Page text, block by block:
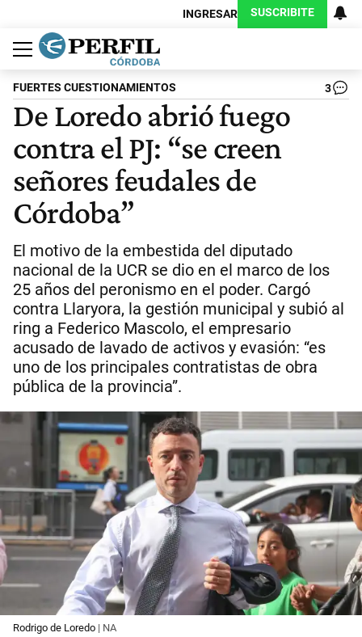
INGRESAR SUSCRIBITE
Política
Economía
Judiciales
Sociedad
Cultura
Espectáculos
Deportes
Protagonistas
FUERTES CUESTIONAMIENTOS 3
De Loredo abrió fuego
contra el PJ: “se creen
señores feudales de
Córdoba”
El motivo de la embestida del diputado
nacional de la UCR se dio en el marco de los
25 años del peronismo en el poder. Cargó
contra Llaryora, la gestión municipal y subió al
ring a Federico Mascolo, el empresario
acusado de lavado de activos y evasión: “es
uno de los principales contratistas de obra
pública de la provincia”.
Rodrigo de Loredo | NA